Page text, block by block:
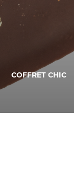
COFFRET CHIC